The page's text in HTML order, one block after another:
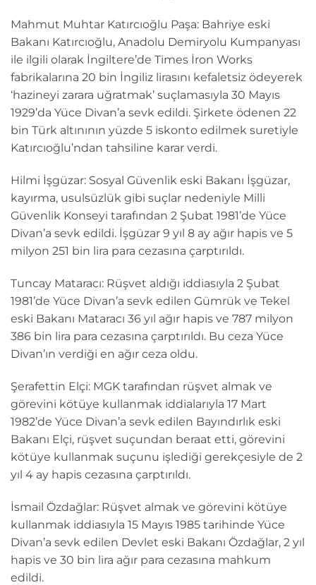
Mahmut Muhtar Katırcıoğlu Paşa: Bahriye eski
Bakanı Katırcıoğlu, Anadolu Demiryolu Kumpanyası
ile ilgili olarak İngiltere’de Times İron Works
fabrikalarına 20 bin İngiliz lirasını kefaletsiz ödeyerek
‘hazineyi zarara uğratmak’ suçlamasıyla 30 Mayıs
1929’da Yüce Divan’a sevk edildi. Şirkete ödenen 22
bin Türk altınının yüzde 5 iskonto edilmek suretiyle
Katırcıoğlu’ndan tahsiline karar verdi.
Hilmi İşgüzar: Sosyal Güvenlik eski Bakanı İşgüzar,
kayırma, usulsüzlük gibi suçlar nedeniyle Milli
Güvenlik Konseyi tarafından 2 Şubat 1981’de Yüce
Divan’a sevk edildi. İşgüzar 9 yıl 8 ay ağır hapis ve 5
milyon 251 bin lira para cezasına çarptırıldı.
Tuncay Mataracı: Rüşvet aldığı iddiasıyla 2 Şubat
1981’de Yüce Divan’a sevk edilen Gümrük ve Tekel
eski Bakanı Mataracı 36 yıl ağır hapis ve 787 milyon
386 bin lira para cezasına çarptırıldı. Bu ceza Yüce
Divan’ın verdiği en ağır ceza oldu.
Şerafettin Elçi: MGK tarafından rüşvet almak ve
görevini kötüye kullanmak iddialarıyla 17 Mart
1982’de Yüce Divan’a sevk edilen Bayındırlık eski
Bakanı Elçi, rüşvet suçundan beraat etti, görevini
kötüye kullanmak suçunu işlediği gerekçesiyle de 2
yıl 4 ay hapis cezasına çarptırıldı.
İsmail Özdağlar: Rüşvet almak ve görevini kötüye
kullanmak iddiasıyla 15 Mayıs 1985 tarihinde Yüce
Divan’a sevk edilen Devlet eski Bakanı Özdağlar, 2 yıl
hapis ve 30 bin lira ağır para cezasına mahkum
edildi.